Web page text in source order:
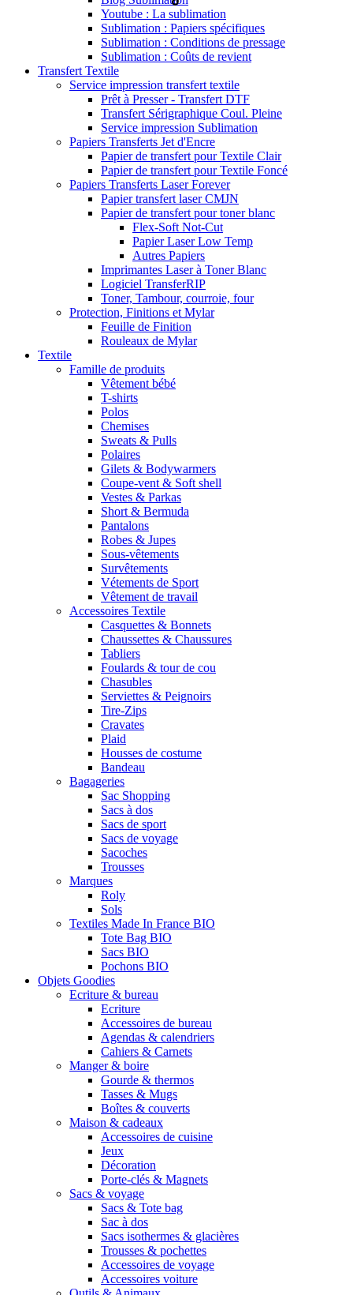
Youtube : La sublimation
Sublimation : Papiers spécifiques
Sublimation : Conditions de pressage
Sublimation : Coûts de revient
Transfert Textile
Service impression transfert textile
Prêt à Presser - Transfert DTF
Transfert Sérigraphique Coul. Pleine
Service impression Sublimation
Papiers Transferts Jet d'Encre
Papier de transfert pour Textile Clair
Papier de transfert pour Textile Foncé
Papiers Transferts Laser Forever
Papier transfert laser CMJN
Papier de transfert pour toner blanc
Flex-Soft Not-Cut
Papier Laser Low Temp
Autres Papiers
Imprimantes Laser à Toner Blanc
Logiciel TransferRIP
Toner, Tambour, courroie, four
Protection, Finitions et Mylar
Feuille de Finition
Rouleaux de Mylar
Textile
Famille de produits
Vêtement bébé
T-shirts
Polos
Chemises
Sweats & Pulls
Polaires
Gilets & Bodywarmers
Coupe-vent & Soft shell
Vestes & Parkas
Short & Bermuda
Pantalons
Robes & Jupes
Sous-vêtements
Survêtements
Vétements de Sport
Vêtement de travail
Accessoires Textile
Casquettes & Bonnets
Chaussettes & Chaussures
Tabliers
Foulards & tour de cou
Chasubles
Serviettes & Peignoirs
Tire-Zips
Cravates
Plaid
Housses de costume
Bandeau
Bagageries
Sac Shopping
Sacs à dos
Sacs de sport
Sacs de voyage
Sacoches
Trousses
Marques
Roly
Sols
Textiles Made In France BIO
Tote Bag BIO
Sacs BIO
Pochons BIO
Objets Goodies
Ecriture & bureau
Ecriture
Accessoires de bureau
Agendas & calendriers
Cahiers & Carnets
Manger & boire
Gourde & thermos
Tasses & Mugs
Boîtes & couverts
Maison & cadeaux
Accessoires de cuisine
Jeux
Décoration
Porte-clés & Magnets
Sacs & voyage
Sacs & Tote bag
Sac à dos
Sacs isothermes & glacières
Trousses & pochettes
Accessoires de voyage
Accessoires voiture